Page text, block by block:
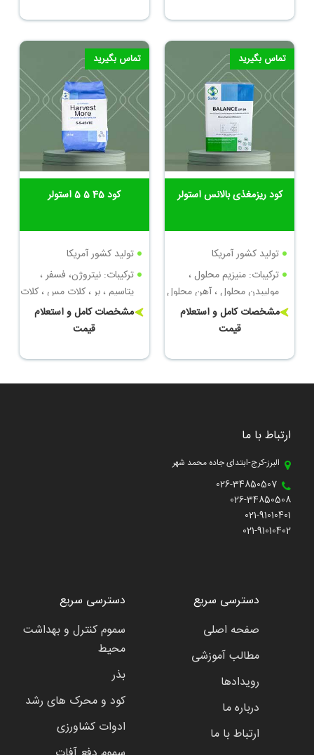
تماس بگیرید
کود 45 5 5 استولر
تولید کشور آمریکا
ترکیبات: نیتروژن، فسفر ،
پتاسیم ، بر ، کلات مس ، کلات
روی ، کلات منگنز
مشخصات کامل و استعلام
قیمت
تماس بگیرید
کود ریزمغذی بالانس استولر
تولید کشور آمریکا
ترکیبات: منیزیم محلول ،
مولیبدن محلول ، آهن محلول
، بُر محلول ، مس محلول ،
منگنز محلول ، روی محلول
مشخصات کامل و استعلام
قیمت
ارتباط با ما
البرز-کرج-ابتدای جاده محمد شهر
026-34850507
026-34850508
021-91010401
021-91010402
دسترسی سریع
صفحه اصلی
مطالب آموزشی
رویدادها
درباره ما
ارتباط با ما
دسترسی سریع
سموم کنترل و بهداشت
محیط
بذر
کود و محرک های رشد
ادوات کشاورزی